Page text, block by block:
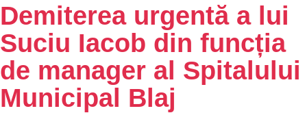
Demiterea urgentă a lui
Suciu Iacob din funcția
de manager al Spitalului
Municipal Blaj